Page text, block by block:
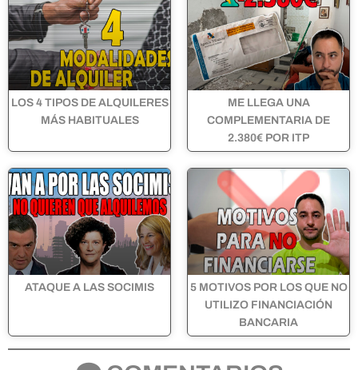
LOS 4 TIPOS DE ALQUILERES
MÁS HABITUALES
ME LLEGA UNA
COMPLEMENTARIA DE
2.380€ POR ITP
ATAQUE A LAS SOCIMIS
5 MOTIVOS POR LOS QUE NO
UTILIZO FINANCIACIÓN
BANCARIA